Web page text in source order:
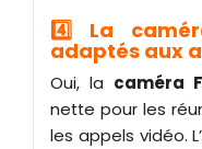
4️⃣ La
adaptés aux
Oui, la caméra
nette pour les
les appels vidéo.